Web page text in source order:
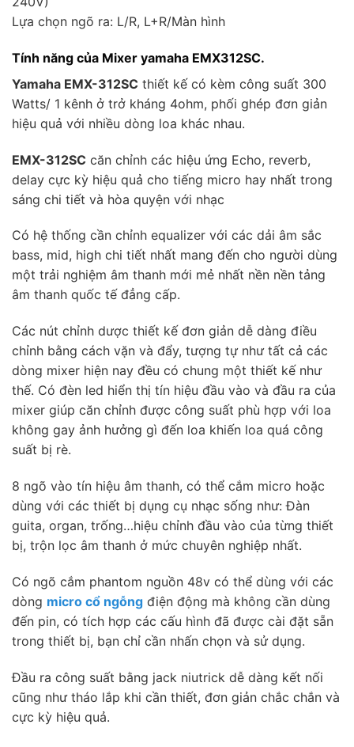
Lựa chọn ngõ ra: L/R, L+R/Màn hình
Tính năng của Mixer yamaha EMX312SC.
Yamaha EMX-312SC thiết kế có kèm công suất 300
Watts/ 1 kênh ở trở kháng 4ohm, phối ghép đơn giản
hiệu quả với nhiều dòng loa khác nhau.
EMX-312SC căn chỉnh các hiệu ứng Echo, reverb,
delay cực kỳ hiệu quả cho tiếng micro hay nhất trong
sáng chi tiết và hòa quyện với nhạc
Có hệ thống cần chỉnh equalizer với các dải âm sắc
bass, mid, high chi tiết nhất mang đến cho người dùng
một trải nghiệm âm thanh mới mẻ nhất nền nền tảng
âm thanh quốc tế đẳng cấp.
Các nút chỉnh dược thiết kế đơn giản dễ dàng điều
chỉnh bằng cách vặn và đẩy, tượng tự như tất cả các
dòng mixer hiện nay đều có chung một thiết kế như
thế. Có đèn led hiển thị tín hiệu đầu vào và đầu ra của
mixer giúp căn chỉnh được công suất phù hợp với loa
không gay ảnh hưởng gì đến loa khiến loa quá công
suất bị rè.
8 ngõ vào tín hiệu âm thanh, có thể cắm micro hoặc
dùng với các thiết bị dụng cụ nhạc sống như: Đàn
guita, organ, trống…hiệu chỉnh đầu vào của từng thiết
bị, trộn lọc âm thanh ở mức chuyên nghiệp nhất.
Có ngõ cắm phantom nguồn 48v có thể dùng với các
dòng micro cổ ngỗng điện động mà không cần dùng
đến pin, có tích hợp các cấu hình đã được cài đặt sẵn
trong thiết bị, bạn chỉ cần nhấn chọn và sử dụng.
Đầu ra công suất bằng jack niutrick dễ dàng kết nối
cũng như tháo lắp khi cần thiết, đơn giản chắc chắn và
cực kỳ hiệu quả.